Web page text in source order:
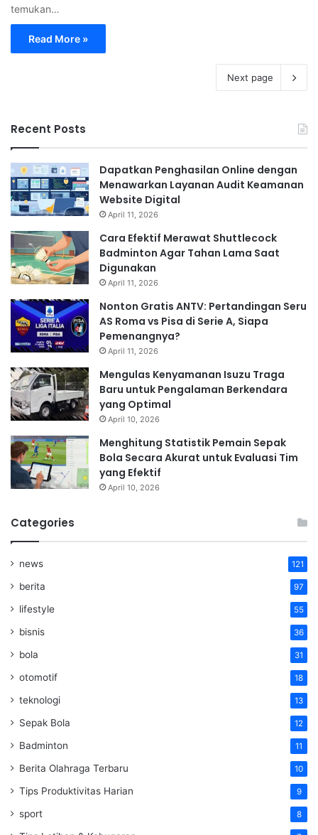
temukan…
Read More »
Next page
Recent Posts
Dapatkan Penghasilan Online dengan
Menawarkan Layanan Audit Keamanan
Website Digital
April 11, 2026
Cara Efektif Merawat Shuttlecock
Badminton Agar Tahan Lama Saat
Digunakan
April 11, 2026
Nonton Gratis ANTV: Pertandingan Seru
AS Roma vs Pisa di Serie A, Siapa
Pemenangnya?
April 11, 2026
Mengulas Kenyamanan Isuzu Traga
Baru untuk Pengalaman Berkendara
yang Optimal
April 10, 2026
Menghitung Statistik Pemain Sepak
Bola Secara Akurat untuk Evaluasi Tim
yang Efektif
April 10, 2026
Categories
news 121
berita 97
lifestyle 55
bisnis 36
bola 31
otomotif 18
teknologi 13
Sepak Bola 12
Badminton 11
Berita Olahraga Terbaru 10
Tips Produktivitas Harian 9
sport 8